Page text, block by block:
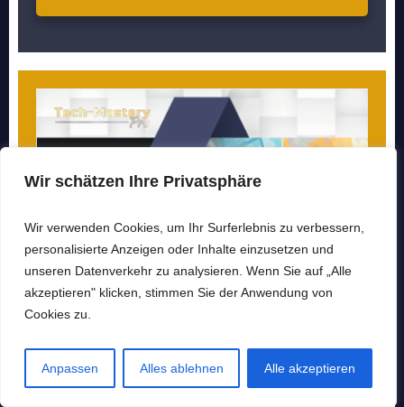
Wir schätzen Ihre Privatsphäre
Wir verwenden Cookies, um Ihr Surferlebnis zu verbessern,
personalisierte Anzeigen oder Inhalte einzusetzen und
unseren Datenverkehr zu analysieren. Wenn Sie auf „Alle
akzeptieren" klicken, stimmen Sie der Anwendung von
Cookies zu.
Anpassen Alles ablehnen Alle akzeptieren